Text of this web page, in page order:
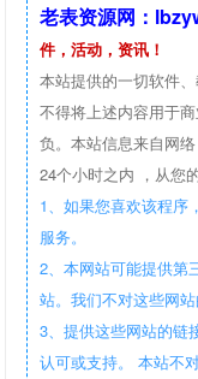
老表资源网：
件，活动，资讯！
本站提供的一切软件
不得将上述内容用于
负。本站信息来自网
24个小时之内 ，从您
1、如果您喜欢该程序
服务。
2、本网站可能提供第
站。我们不对这些网站
3、提供这些网站的链
认可或支持。 本站不